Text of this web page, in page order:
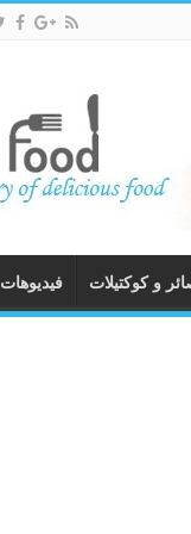
و كوكتيلات فيديوهات